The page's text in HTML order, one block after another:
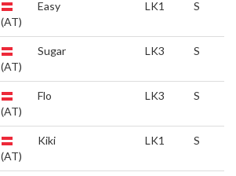
(AT)
Easy LK1 S
(AT)
Sugar LK3 S
(AT)
Flo LK3 S
(AT)
Kiki LK1 S